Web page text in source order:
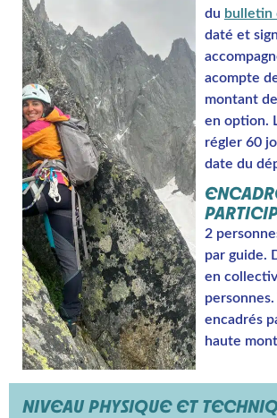
du bulletin
daté et
acompte
montant
en option.
régler 60
date du
2
par guide.
en
personnes.
encadrés
haute
NIVEAU PHYSIQUE ET